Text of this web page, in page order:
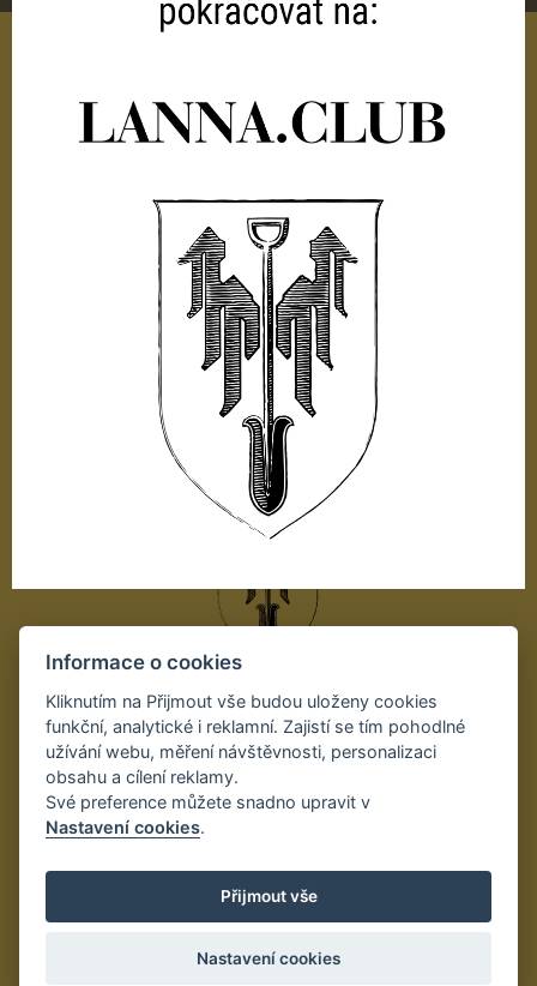
Kontakt:
NEBE s.r.o.
Dr. Stejskala 438/12
České Budějovice
370 01
Česká republika
lanna.club
Autor projektu:
technická realizace:
Informace o cookies
Kliknutím na Přijmout vše budou uloženy cookies
funkční, analytické i reklamní. Zajistí se tím pohodlné
užívání webu, měření návštěvnosti, personalizaci
obsahu a cílení reklamy.
Své preference můžete snadno upravit v
Nastavení cookies.
Přijmout vše
Nastavení cookies